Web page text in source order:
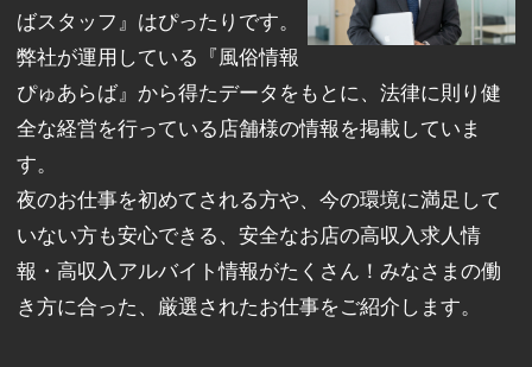
ばスタッフ』はぴったりです。
弊社が運用している『風俗情報
ぴゅあらば』から得たデータをもとに、法律に則り健
全な経営を行っている店舗様の情報を掲載していま
す。
夜のお仕事を初めてされる方や、今の環境に満足して
いない方も安心できる、安全なお店の高収入求人情
報・高収入アルバイト情報がたくさん！みなさまの働
き方に合った、厳選されたお仕事をご紹介します。